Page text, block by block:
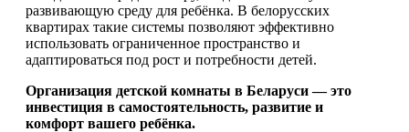
развивающую среду для ребёнка. В белорусских
квартирах такие системы позволяют эффективно
использовать ограниченное пространство и
адаптироваться под рост и потребности детей.
Организация детской комнаты в Беларуси — это
инвестиция в самостоятельность, развитие и
комфорт вашего ребёнка.